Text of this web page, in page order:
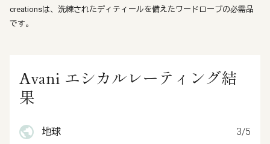
creationsは、洗練されたディティールを備えたワードローブの必需品
です。
Avani エシカルレーティング結
果
地球 3/5